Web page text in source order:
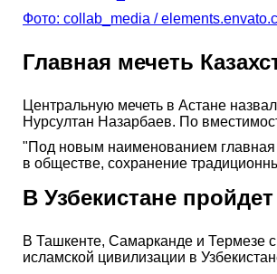
Фото: collab_media /
Главная мечеть
Центральную мечеть в Астане
Нурсултан Назарбаев. По
"Под новым наименованием главная
в обществе, сохранение
В Узбекистане
В Ташкенте, Самарканде и Термезе
исламской цивилизации в